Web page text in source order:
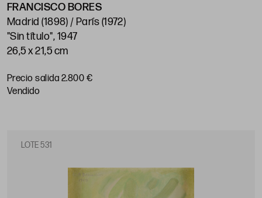
FRANCISCO BORES
Madrid (1898) / París (1972)
"Sin título", 1947
26,5 x 21,5 cm
Precio salida 2.800 €
vendido
LOTE 531